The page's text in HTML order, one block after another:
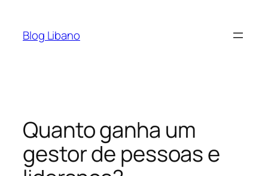
Blog Libano
Quanto ganha um
gestor de pessoas e